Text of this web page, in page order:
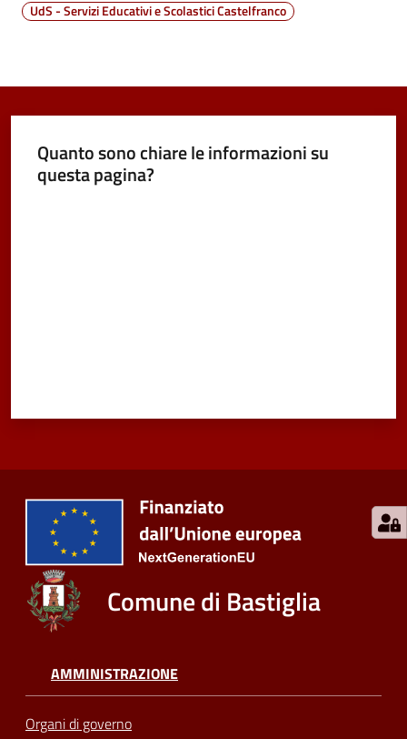
UdS - Servizi Educativi e Scolastici Castelfranco
Quanto sono chiare le informazioni su
questa pagina?
Comune di Bastiglia
AMMINISTRAZIONE
Organi di governo